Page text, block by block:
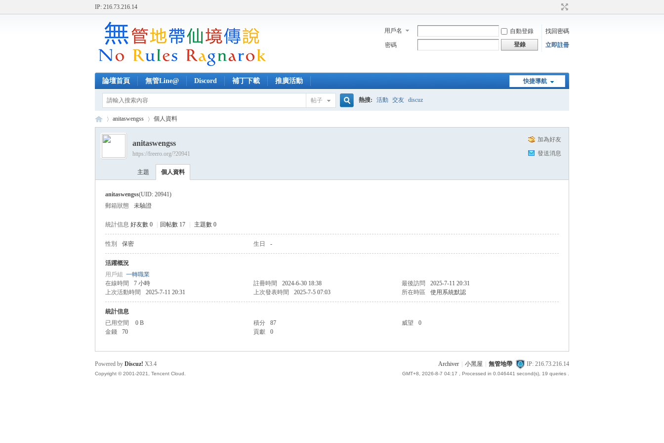
IP: 216.73.216.14
用戶名 自動登錄
找回密碼
密碼
登錄 立即註冊
快捷導航
論壇首頁 無管Line@ Discord 補丁下載 推廣活動
帖子 熱搜: 活動 交友 discuz
›
anitaswengss 個人資料
加為好友
發送消息
anitaswengss
https://freero.org/?20941
主題 個人資料
anitaswengss(UID: 20941)
郵箱狀態
未驗證
統計信息 好友數 0 回帖數 17 主題數 0
性別 保密 生日 -
活躍概況
用戶組 一轉職業
在線時間
7 小時 註冊時間 2024-6-30 18:38 最後訪問
2025-7-11 20:31
上次活動時間
2025-7-11 20:31 上次發表時間 2025-7-5 07:03 所在時區 使用系統默認
統計信息
已用空間
0 B 積分 87 威望
0
金錢
70 貢獻 0
Archiver 小黑屋 無管地帶 IP: 216.73.216.14
GMT+8, 2026-8-7 04:17 , Processed in 0.046441 second(s), 19 queries .
Powered by Discuz! X3.4
Copyright © 2001-2021, Tencent Cloud.